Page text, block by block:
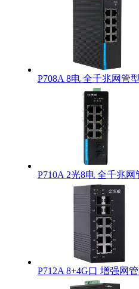
P708A 8电 全千兆网管
P710A 2光8电 全千兆
P712A 8+4G口 增强网